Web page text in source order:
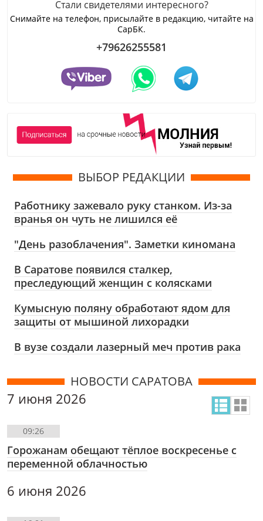
Стали свидетелями интересного?
Снимайте на телефон, присылайте в редакцию, читайте на
СарБК.
+79626255581
ВЫБОР РЕДАКЦИИ
Работнику зажевало руку станком. Из-за
вранья он чуть не лишился её
"День разоблачения". Заметки киномана
В Саратове появился сталкер,
преследующий женщин с колясками
Кумысную поляну обработают ядом для
защиты от мышиной лихорадки
В вузе создали лазерный меч против рака
НОВОСТИ САРАТОВА
7 июня 2026
09:26
Горожанам обещают тёплое воскресенье с
переменной облачностью
6 июня 2026